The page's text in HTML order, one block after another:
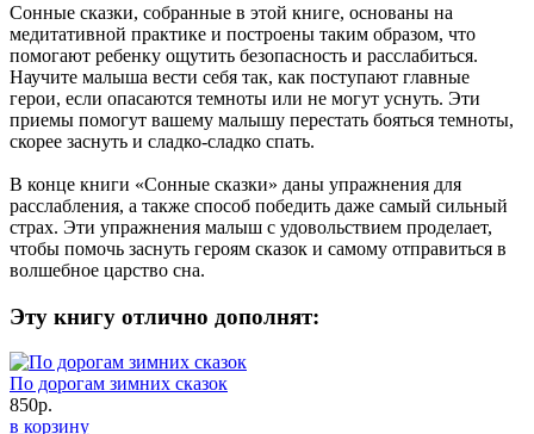
Сонные сказки, собранные в этой книге, основаны на
медитативной практике и построены таким образом, что
помогают ребенку ощутить безопасность и расслабиться.
Научите малыша вести себя так, как поступают главные
герои, если опасаются темноты или не могут уснуть. Эти
приемы помогут вашему малышу перестать бояться темноты,
скорее заснуть и сладко-сладко спать.
В конце книги «Сонные сказки» даны упражнения для
расслабления, а также способ победить даже самый сильный
страх. Эти упражнения малыш с удовольствием проделает,
чтобы помочь заснуть героям сказок и самому отправиться в
волшебное царство сна.
Эту книгу отлично дополнят:
По дорогам зимних сказок
850р.
в корзину